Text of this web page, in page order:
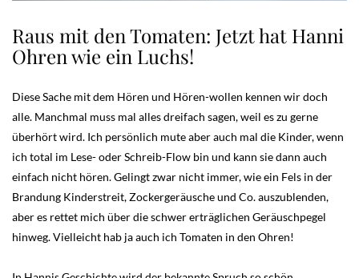
Raus mit den Tomaten: Jetzt hat Hanni
Ohren wie ein Luchs!
Diese Sache mit dem Hören und Hören-wollen kennen wir doch
alle. Manchmal muss mal alles dreifach sagen, weil es zu gerne
überhört wird. Ich persönlich mute aber auch mal die Kinder, wenn
ich total im Lese- oder Schreib-Flow bin und kann sie dann auch
einfach nicht hören. Gelingt zwar nicht immer, wie ein Fels in der
Brandung Kinderstreit, Zockergeräusche und Co. auszublenden,
aber es rettet mich über die schwer erträglichen Geräuschpegel
hinweg. Vielleicht hab ja auch ich Tomaten in den Ohren!